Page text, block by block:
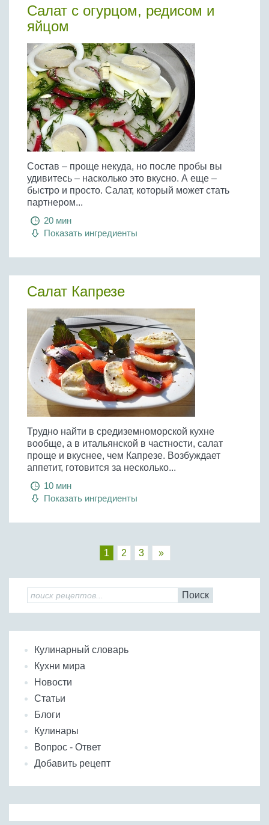
Салат с огурцом, редисом и
яйцом
Состав – проще некуда, но после пробы вы
удивитесь – насколько это вкусно. А еще –
быстро и просто. Салат, который может стать
партнером...
20 мин
Показать ингредиенты
Салат Капрезе
Трудно найти в средиземноморской кухне
вообще, а в итальянской в частности, салат
проще и вкуснее, чем Капрезе. Возбуждает
аппетит, готовится за несколько...
10 мин
Показать ингредиенты
1 2 3 »
Поиск
Кулинарный словарь
Кухни мира
Новости
Статьи
Блоги
Кулинары
Вопрос - Ответ
Добавить рецепт